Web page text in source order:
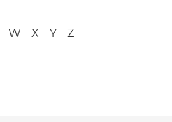
W X Y Z